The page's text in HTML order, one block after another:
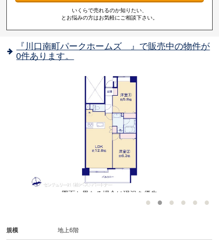
いくらで売れるのか知りたい、
とお悩みの方はお気軽にご相談下さい。
『川口南町パークホームズ 』で販売中の物件が
0件あります。
図面と異なる場合は現況を優先
規模 地上6階